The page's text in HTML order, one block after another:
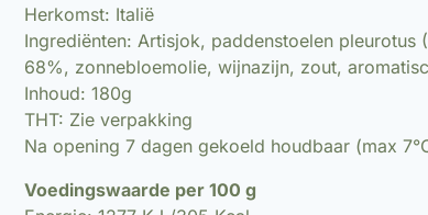
Herkomst: Italië
Ingrediënten: Artisjok, paddenstoelen
68%, zonnebloemolie, wijnazijn, zout,
Inhoud: 180g
THT: Zie verpakking
Na opening 7 dagen gekoeld houdbaar (max
Voedingswaarde per 100 g